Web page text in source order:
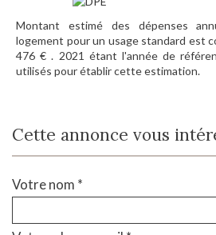
Montant estimé des dépenses
logement pour un usage standard est
476 € . 2021 étant l'année de
utilisés pour établir cette estimation.
Cette annonce vous
Votre nom *